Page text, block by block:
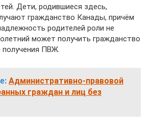
Дети, родившиеся здесь,
гражданство Канады, причём
родителей роли не
может получить гражданство
получения ПВЖ.
Административно-правовой
граждан и лиц без